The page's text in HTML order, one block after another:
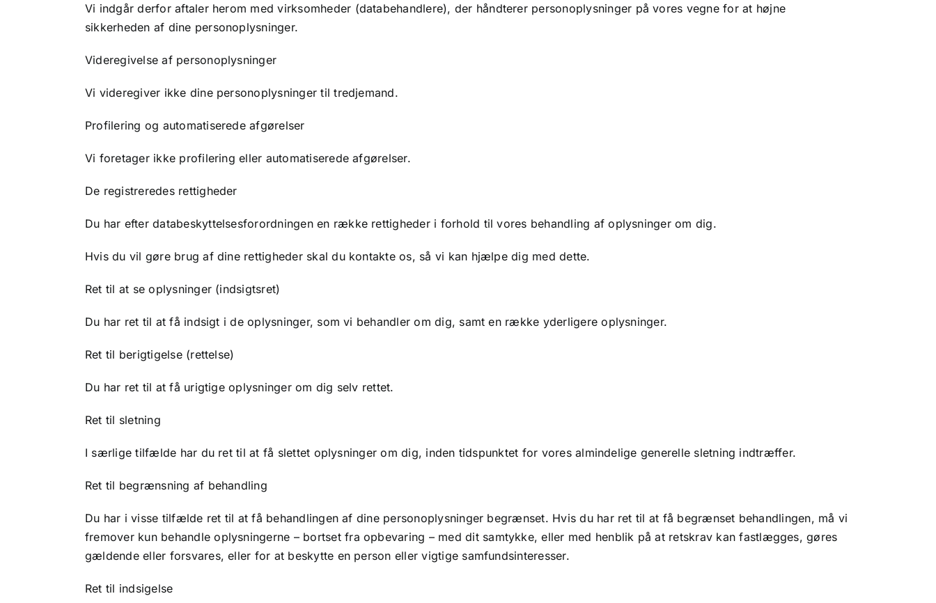
Vi indgår derfor aftaler herom med virksomheder (databehandlere), der håndterer personoplysninger på vores vegne for at højne
sikkerheden af dine personoplysninger.
Videregivelse af personoplysninger
Vi videregiver ikke dine personoplysninger til tredjemand.
Profilering og automatiserede afgørelser
Vi foretager ikke profilering eller automatiserede afgørelser.
De registreredes rettigheder
Du har efter databeskyttelsesforordningen en række rettigheder i forhold til vores behandling af oplysninger om dig.
Hvis du vil gøre brug af dine rettigheder skal du kontakte os, så vi kan hjælpe dig med dette.
Ret til at se oplysninger (indsigtsret)
Du har ret til at få indsigt i de oplysninger, som vi behandler om dig, samt en række yderligere oplysninger.
Ret til berigtigelse (rettelse)
Du har ret til at få urigtige oplysninger om dig selv rettet.
Ret til sletning
I særlige tilfælde har du ret til at få slettet oplysninger om dig, inden tidspunktet for vores almindelige generelle sletning indtræffer.
Ret til begrænsning af behandling
Du har i visse tilfælde ret til at få behandlingen af dine personoplysninger begrænset. Hvis du har ret til at få begrænset behandlingen, må vi
fremover kun behandle oplysningerne – bortset fra opbevaring – med dit samtykke, eller med henblik på at retskrav kan fastlægges, gøres
gældende eller forsvares, eller for at beskytte en person eller vigtige samfundsinteresser.
Ret til indsigelse